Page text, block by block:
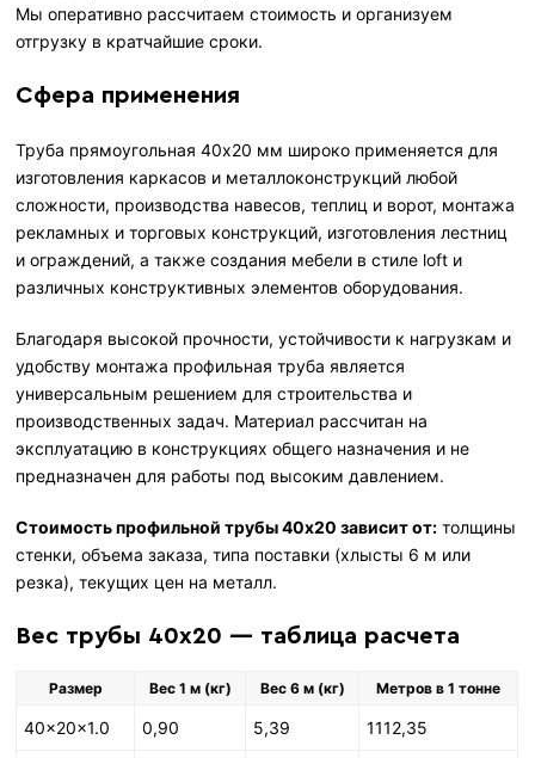
Мы оперативно рассчитаем стоимость и организуем
отгрузку в кратчайшие сроки.
Сфера применения
Труба прямоугольная 40х20 мм широко применяется для
изготовления каркасов и металлоконструкций любой
сложности, производства навесов, теплиц и ворот, монтажа
рекламных и торговых конструкций, изготовления лестниц
и ограждений, а также создания мебели в стиле loft и
различных конструктивных элементов оборудования.
Благодаря высокой прочности, устойчивости к нагрузкам и
удобству монтажа профильная труба является
универсальным решением для строительства и
производственных задач. Материал рассчитан на
эксплуатацию в конструкциях общего назначения и не
предназначен для работы под высоким давлением.
Стоимость профильной трубы 40х20 зависит от: толщины
стенки, объема заказа, типа поставки (хлысты 6 м или
резка), текущих цен на металл.
Вес трубы 40х20 — таблица расчета
Размер Вес 1 м (кг) Вес 6 м (кг) Метров в 1 тонне
40x20x1.0 0,90 5,39 1112,35